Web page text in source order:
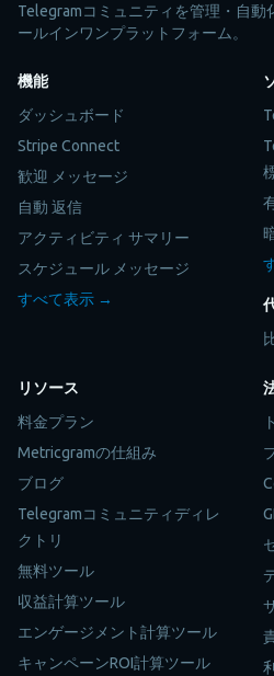
Telegramコミュニティを管理・自動
ールインワンプラットフォーム。
機能
ダッシュボード
Stripe Connect
歓迎 メッセージ
自動 返信
アクティビティ サマリー
スケジュール メッセージ
すべて表示 →
リソース
料金プラン
Metricgramの仕組み
ブログ
Telegramコミュニティディレ
クトリ
無料ツール
収益計算ツール
エンゲージメント計算ツール
キャンペーンROI計算ツール